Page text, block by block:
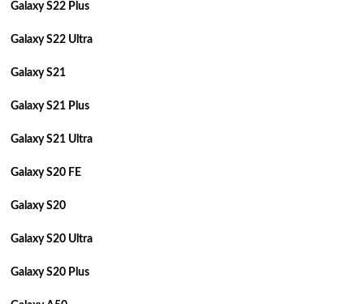
Galaxy S22 Plus
Galaxy S22 Ultra
Galaxy S21
Galaxy S21 Plus
Galaxy S21 Ultra
Galaxy S20 FE
Galaxy S20
Galaxy S20 Ultra
Galaxy S20 Plus